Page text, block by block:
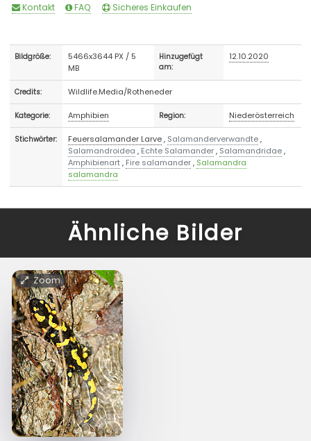
Kontakt FAQ Sicheres Einkaufen
Bildgröße:
5466x3644 PX / 5
MB
Hinzugefügt
am:
12.10.2020
Credits: Wildlife.Media/Rotheneder
Kategorie: Amphibien Region: Niederösterreich
Stichwörter: Feuersalamander Larve, Salamanderverwandte,
Salamandroidea , Echte Salamander, Salamandridae,
Amphibienart, Fire salamander, Salamandra
salamandra
Ähnliche Bilder
Zoom